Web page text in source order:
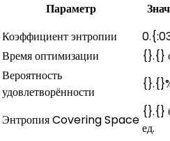
Параметр
Коэффициент энтропии
Время оптимизации
{}.{}
Вероятность
удовлетворённости
Энтропия Covering Space
{}.{}
ед.